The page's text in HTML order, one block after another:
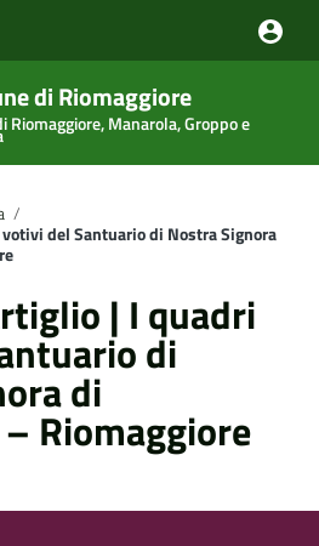
di Riomaggiore
Riomaggiore, Manarola, Groppo e
/
del Santuario di Nostra Signora
| I quadri
di
di
Riomaggiore